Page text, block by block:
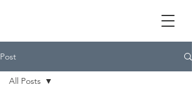
Post
All Posts